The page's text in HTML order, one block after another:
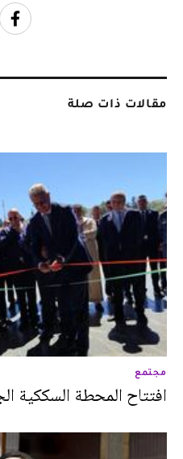
مقالات ذات صلة
مجتمع
افتتاح المحطة السككية